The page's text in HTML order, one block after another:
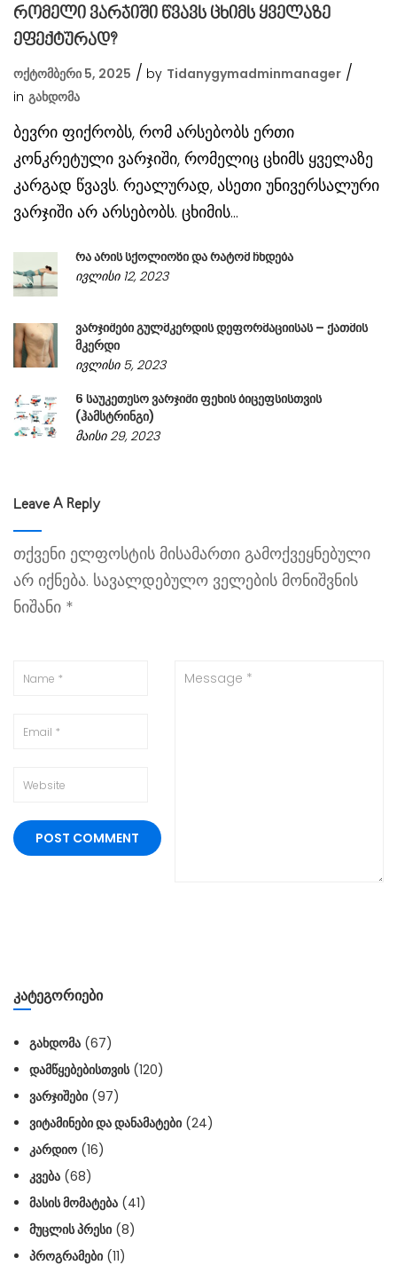
რომელი ვარჯიში წვავს ცხიმს ყველაზე
ეფექტურად?
ოქტომბერი 5, 2025
by Tidanygymadminmanager
in Გახდომა
ბევრი ფიქრობს, რომ არსებობს ერთი
კონკრეტული ვარჯიში, რომელიც ცხიმს ყველაზე
კარგად წვავს. რეალურად, ასეთი უნივერსალური
ვარჯიში არ არსებობს. ცხიმის...
რა არის სქოლიოზი და რატომ ჩნდება
ივლისი 12, 2023
ვარჯიშები გულმკერდის დეფორმაციისას – ქათმის
მკერდი
ივლისი 5, 2023
6 საუკეთესო ვარჯიში ფეხის ბიცეფსისთვის
(ჰამსტრინგი)
მაისი 29, 2023
Leave A Reply
თქვენი ელფოსტის მისამართი გამოქვეყნებული
არ იქნება. სავალდებულო ველების მონიშვნის
ნიშანი *
ᲙᲐᲢᲔᲒᲝᲠᲘᲔᲑᲘ
ᲒᲐᲮᲓᲝᲛᲐ (67)
ᲓᲐᲛᲬᲧᲔᲑᲔᲑᲘᲡᲗᲕᲘᲡ(120)
ᲕᲐᲠᲯᲘᲨᲔᲑᲘ (97)
ᲕᲘᲢᲐᲛᲘᲜᲔᲑᲘ ᲓᲐ ᲓᲐᲜᲐᲛᲐᲢᲔᲑᲘ (24)
ᲙᲐᲠᲓᲘᲝ (16)
ᲙᲕᲔᲑᲐ (68)
ᲛᲐᲡᲘᲡ ᲛᲝᲛᲐᲢᲔᲑᲐ (41)
ᲛᲣᲪᲚᲘᲡ ᲞᲠᲔᲡᲘ (8)
ᲞᲠᲝᲒᲠᲐᲛᲔᲑᲘ (11)